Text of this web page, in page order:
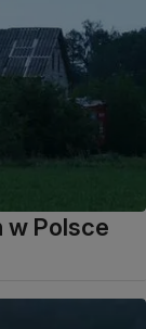
w Polsce